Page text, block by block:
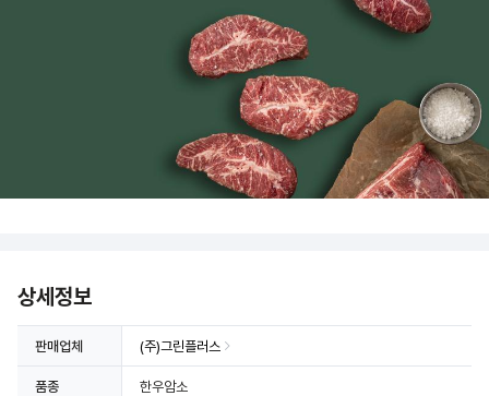
상세정보
판매업체 (주)그린플러스
품종 한우암소